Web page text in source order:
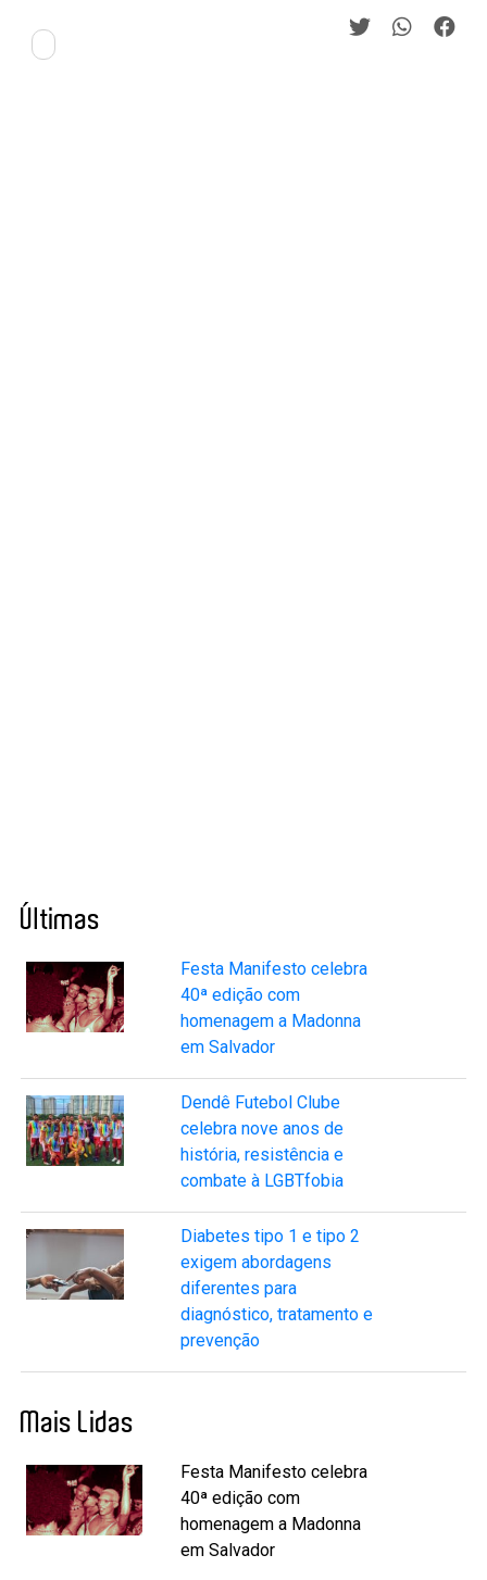
Últimas
Festa Manifesto celebra
40ª edição com
homenagem a Madonna
em Salvador
Dendê Futebol Clube
celebra nove anos de
história, resistência e
combate à LGBTfobia
Diabetes tipo 1 e tipo 2
exigem abordagens
diferentes para
diagnóstico, tratamento e
prevenção
Mais Lidas
Festa Manifesto celebra
40ª edição com
homenagem a Madonna
em Salvador